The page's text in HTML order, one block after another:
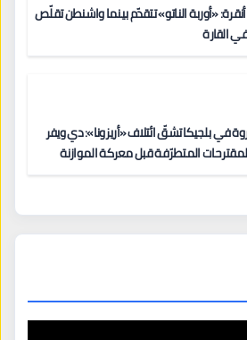
«أوربة الناتو» تتقدّم بينما واشنطن تقلّص
القارة
ضريبة الثروة في بلجيكا تشقّ ائتلاف «أريزونا»: دي ويفر
المتطرّفة قبل معركة الموازنة